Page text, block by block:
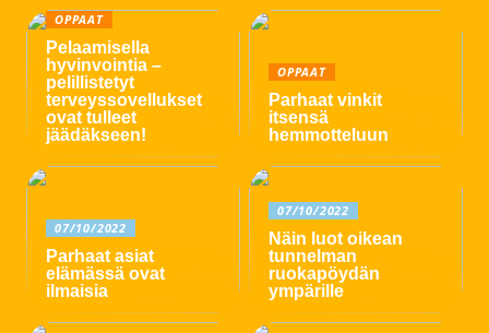
OPPAAT
Pelaamisella
hyvinvointia –
pelillistetyt
terveyssovellukset
ovat tulleet
jäädäkseen!
OPPAAT
Parhaat vinkit
itsensä
hemmotteluun
07/10/2022
Parhaat asiat
elämässä ovat
ilmaisia
07/10/2022
Näin luot oikean
tunnelman
ruokapöydän
ympärille